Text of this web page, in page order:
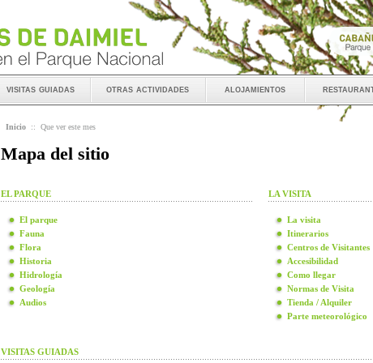
visitas guiadas otras actividades alojamientos
Inicio :: Que ver este mes
Mapa del sitio
EL PARQUE
El parque
Fauna
Flora
Historia
Hidrología
Geología
Audios
LA VISITA
La visita
Itinerarios
Centros de Visitantes
Accesibilidad
Como llegar
Normas de Visita
Tienda / Alquiler
Parte meteorológico
VISITAS GUIADAS